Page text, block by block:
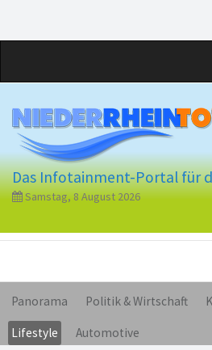
Das Infotainment-Portal für
Samstag, 8 August 2026
Panorama Politik & Wirtschaft
Lifestyle Automotive